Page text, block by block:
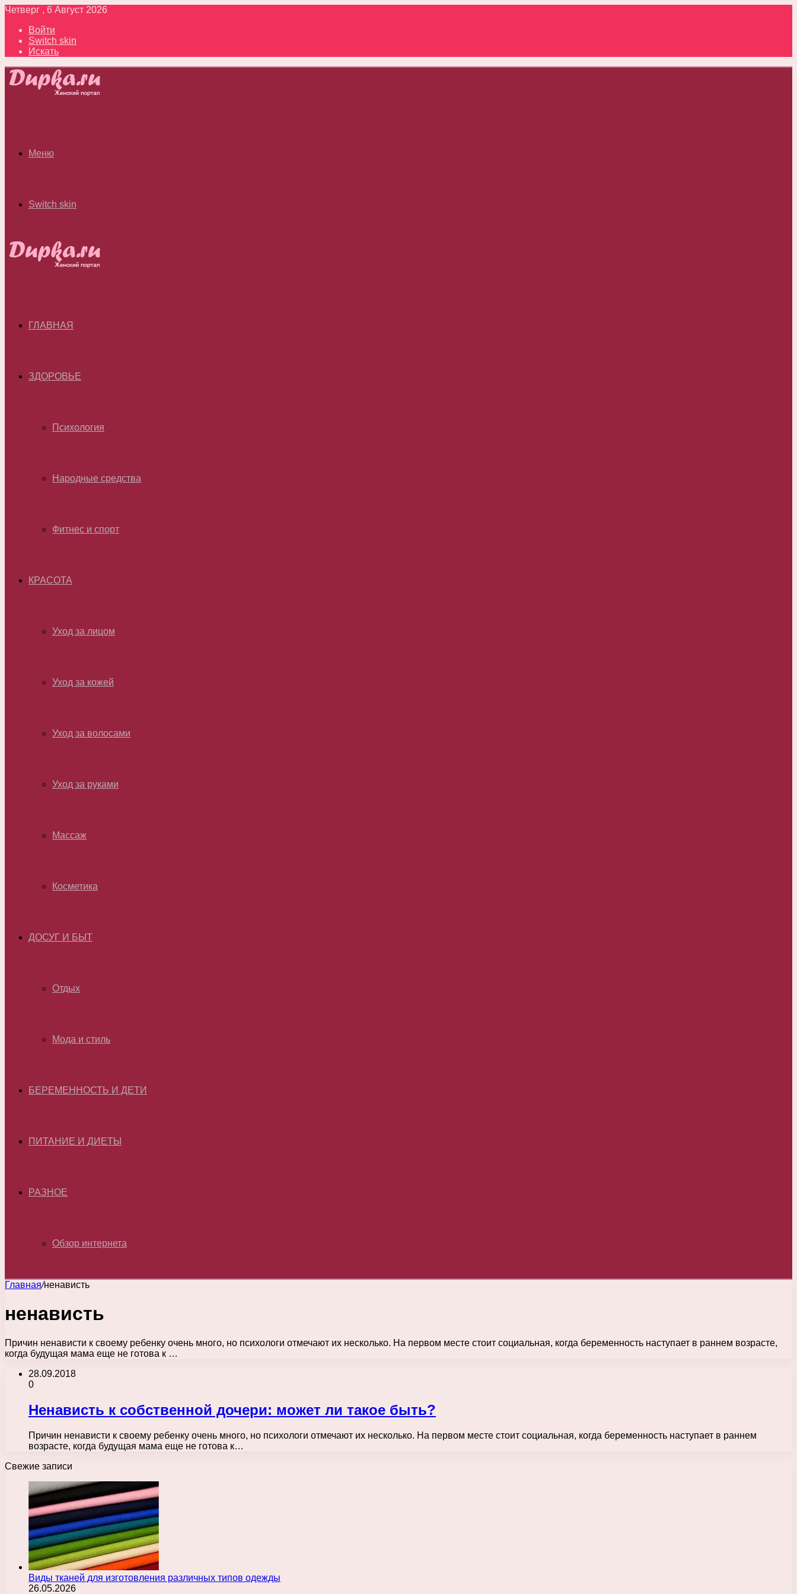
Четверг , 6 Август 2026
Войти
Switch skin
Искать
Меню
Switch skin
ГЛАВНАЯ
ЗДОРОВЬЕ
Психология
Народные средства
Фитнес и спорт
КРАСОТА
Уход за лицом
Уход за кожей
Уход за волосами
Уход за руками
Массаж
Косметика
ДОСУГ И БЫТ
Отдых
Мода и стиль
БЕРЕМЕННОСТЬ И ДЕТИ
ПИТАНИЕ И ДИЕТЫ
РАЗНОЕ
Обзор интернета
Главная/ненависть
ненависть
Причин ненависти к своему ребенку очень много, но психологи отмечают их несколько. На первом месте стоит социальная, когда беременность наступает в раннем возрасте,
когда будущая мама еще не готова к …
28.09.2018
0
Ненависть к собственной дочери: может ли такое быть?
Причин ненависти к своему ребенку очень много, но психологи отмечают их несколько. На первом месте стоит социальная, когда беременность наступает в раннем
возрасте, когда будущая мама еще не готова к…
Свежие записи
Виды тканей для изготовления различных типов одежды
26.05.2026